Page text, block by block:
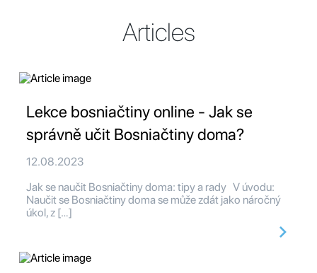
Articles
Lekce bosniačtiny online - Jak se
správně učit Bosniačtiny doma?
12.08.2023
Jak se naučit Bosniačtiny doma: tipy a rady V úvodu:
Naučit se Bosniačtiny doma se může zdát jako náročný
úkol, z […]